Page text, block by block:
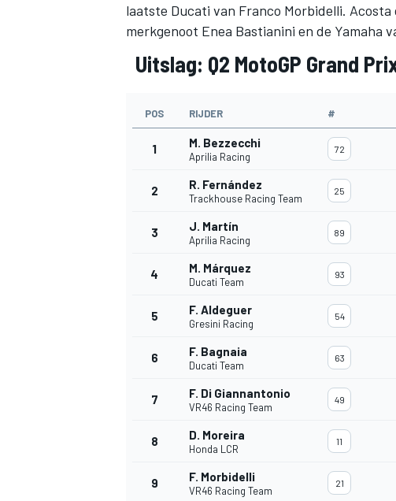
laatste Ducati van Franco Morbidelli.
merkgenoot Enea Bastianini en de Yamaha
Uitslag: Q2 MotoGP Grand
POS RIJDER #
1 M. Bezzecchi
Aprilia Racing
72
2 R. Fernández
Trackhouse Racing Team
25
3 J. Martín
Aprilia Racing
89
4 M. Márquez
Ducati Team
93
5 F. Aldeguer
Gresini Racing
54
6 F. Bagnaia
Ducati Team
63
7 F. Di Giannantonio
VR46 Racing Team
49
8 D. Moreira
Honda LCR
11
9 F. Morbidelli
VR46 Racing Team
21